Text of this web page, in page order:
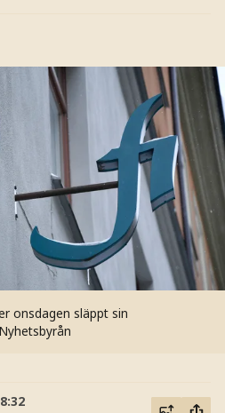
onsdagen släppt sin